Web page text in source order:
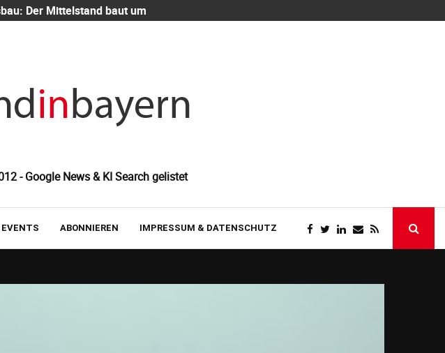
Der Mittelstand baut um
- Google News & KI Search gelistet
ABONNIEREN IMPRESSUM & DATENSCHUTZ